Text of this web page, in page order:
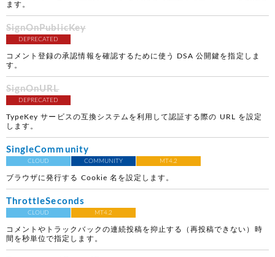
ます。
SignOnPublicKey
DEPRECATED
コメント登録の承認情報を確認するために使う DSA 公開鍵を指定しま
す。
SignOnURL
DEPRECATED
TypeKey サービスの互換システムを利用して認証する際の URL を設定
します。
SingleCommunity
CLOUD COMMUNITY MT4.2
ブラウザに発行する Cookie 名を設定します。
ThrottleSeconds
CLOUD MT4.2
コメントやトラックバックの連続投稿を抑止する（再投稿できない）時
間を秒単位で指定します。